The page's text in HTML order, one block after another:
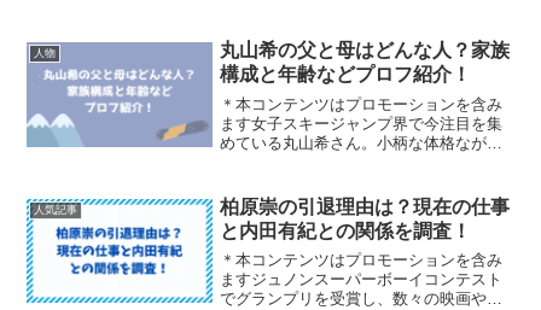
人物
丸山希の父と母はどんな人？家族
構成と年齢などプロフ紹介！
＊本コンテンツはプロモーションを含み
ます女子スキージャンプ界で今注目を集
めている丸山希さん。小柄な体格ながら
る」と話題になっています。今回は、
「丸山希の父と母はどんな人？...
人気記事
柏原崇の引退理由は？現在の仕事
と内田有紀との関係を調査！
＊本コンテンツはプロモーションを含み
ますジュノンスーパーボーイコンテスト
でグランプリを受賞し、数々の映画やド